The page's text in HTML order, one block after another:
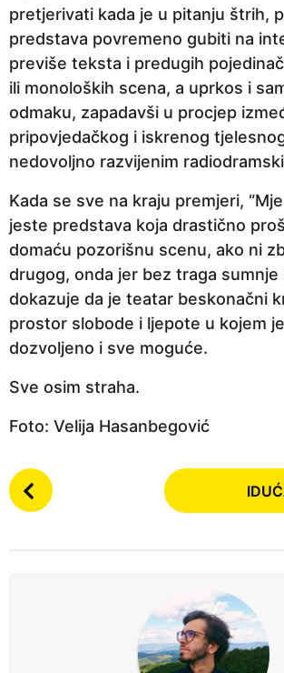
pretjerivati kada je u pitanju štrih,
predstava povremeno gubiti na
previše teksta i predugih
ili monoloških scena, a uprkos i
odmaku, zapadavši u procjep
pripovjedačkog i iskrenog
nedovoljno razvijenim
Kada se sve na kraju premjeri,
jeste predstava koja drastično
domaću pozorišnu scenu, ako ni
drugog, onda jer bez traga sumnje
dokazuje da je teatar beskonačni
prostor slobode i ljepote u kojem
dozvoljeno i sve moguće.
Sve osim straha.
Foto: Velija Hasanbegović
P
o